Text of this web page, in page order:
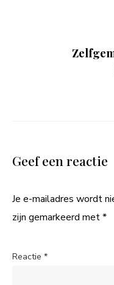
Geef een reactie
Je e-mailadres wordt
zijn gemarkeerd met*
Reactie *